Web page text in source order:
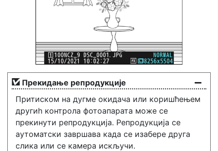
Прекидање репродукције
Притиском на дугме окидача или коришћењем
другиһ контрола фотоапарата може се
прекинути репродукција. Репродукција се
аутоматски завршава када се изабере друга
слика или се камера искључи.